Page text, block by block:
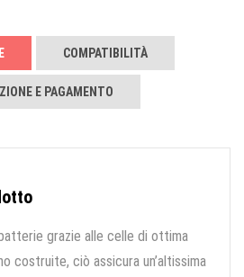
COMPATIBILITÀ
E PAGAMENTO
grazie alle celle di ottima
costruite, ciò assicura un’altissima